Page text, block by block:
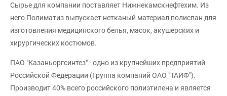
Сырье для компании поставляет Нижнекамскнефтехим. Из
него Полиматиз выпускает нетканый материал полиспан для
изготовления медицинского белья, масок, акушерских и
хирургических костюмов.
ПАО "Казаньоргсинтез" - одно из крупнейших предприятий
Российской Федерации (Группа компаний ОАО "ТАИФ").
Производит 40% всего российского полиэтилена и является